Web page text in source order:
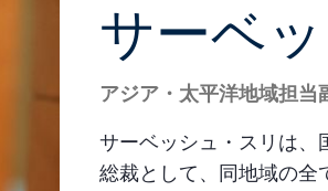
サーベ
アジア・太平洋地域担当
サーベッシュ・スリは、
総裁として、同地域の全